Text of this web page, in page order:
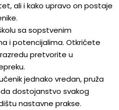
ali i kako upravo on postaje
sa sopstvenim
i potencijalima. Otkrićete
pretvorite u
jednako vredan, pruža
dostojanstvo svakog
nastavne prakse.